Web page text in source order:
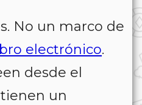
No un marco de
electrónico.
desde el
un